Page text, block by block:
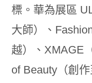
標。華為展區
大師）、
越）、XMAGE
of Beauty（創